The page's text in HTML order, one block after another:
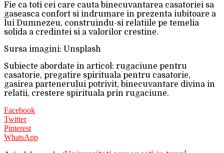
Fie ca toti cei care cauta binecuvantarea casatoriei sa
gaseasca confort si indrumare in prezenta iubitoare a
lui Dumnezeu, construindu-si relatiile pe temelia
solida a credintei si a valorilor crestine.
Sursa imagini: Unsplash
Subiecte abordate in articol: rugaciune pentru
casatorie, pregatire spirituala pentru casatorie,
gasirea partenerului potrivit, binecuvantare divina in
relatii, crestere spirituala prin rugaciune.
Facebook
Twitter
Pinterest
WhatsApp